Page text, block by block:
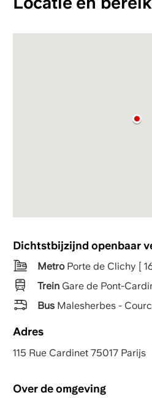
Dichtstbijzijnd openbaar
MetroPorte de Clichy [
TreinGare de Pont-
BusMalesherbes -
Adres
115 Rue Cardinet 75017 Parijs
Over de omgeving